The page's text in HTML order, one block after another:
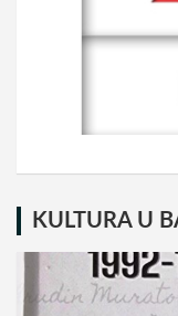
KULTURA U